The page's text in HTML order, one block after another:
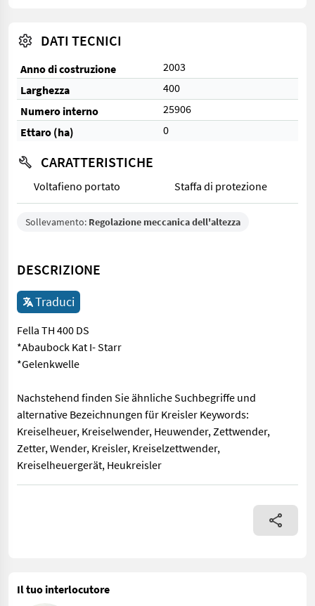
DATI TECNICI
Anno di costruzione
2003
Larghezza
400
Numero interno
25906
Ettaro (ha)
0
CARATTERISTICHE
Voltafieno portato Staffa di protezione
Sollevamento: Regolazione meccanica dell'altezza
DESCRIZIONE
Traduci
Fella TH 400 DS
*Abaubock Kat I- Starr
*Gelenkwelle
Nachstehend finden Sie ähnliche Suchbegriffe und
alternative Bezeichnungen für Kreisler Keywords:
Kreiselheuer, Kreiselwender, Heuwender, Zettwender,
Zetter, Wender, Kreisler, Kreiselzettwender,
Kreiselheuergerät, Heukreisler
Fella TH 400 DS *Abaubock Kat I- Starr *Gelenkwelle
Il tuo interlocutore